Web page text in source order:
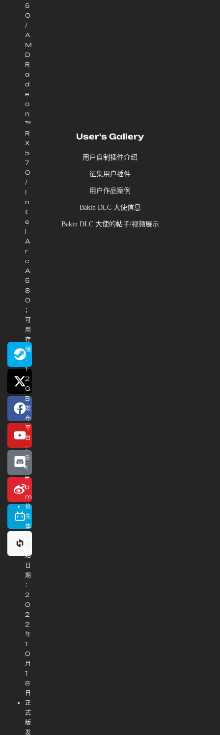
5
0
/
A
M
D
R
a
d
e
o
n
™
R
X
5
7
0
/
I
n
t
e
l
A
r
c
A
5
8
0
；
可
用
存
储
：
1
2
G
B
发
布
平
台
：
S
t
e
a
m
抢
先
体
始
日
期
：
2
0
2
2
年
1
0
月
1
8
日
正
式
版
发
User's Gallery
用户自制插件介绍
征集用户插件
用户作品案例
Bakin DLC 大使信息
Bakin DLC 大使的帖子/视频展示